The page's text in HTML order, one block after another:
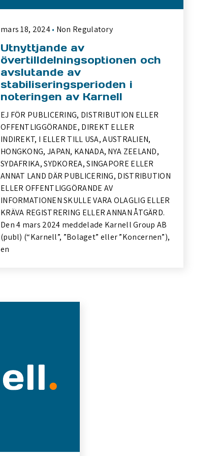
mars 18, 2024 Non Regulatory
Utnyttjande av
övertilldelningsoptionen och
avslutande av
stabiliseringsperioden i
noteringen av Karnell
EJ FÖR PUBLICERING, DISTRIBUTION ELLER
OFFENTLIGGÖRANDE, DIREKT ELLER
INDIREKT, I ELLER TILL USA, AUSTRALIEN,
HONGKONG, JAPAN, KANADA, NYA ZEELAND,
SYDAFRIKA, SYDKOREA, SINGAPORE ELLER
ANNAT LAND DÄR PUBLICERING, DISTRIBUTION
ELLER OFFENTLIGGÖRANDE AV
INFORMATIONEN SKULLE VARA OLAGLIG ELLER
KRÄVA REGISTRERING ELLER ANNAN ÅTGÄRD.
Den 4 mars 2024 meddelade Karnell Group AB
(publ) (“Karnell”, ”Bolaget” eller ”Koncernen”),
en